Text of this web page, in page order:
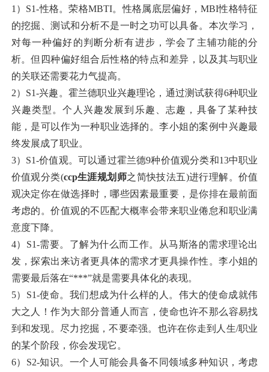
1）S1-性格。荣格MBTI。性格属底层偏好，MBI性格特征
的挖掘、测试和分析不是一时之功可以具备。本次学习，
对每一种偏好的判断分析有进步，学会了主辅功能的分
析。但四种偏好组合后性格的特点和差异，以及其与职业
的关联还需要花力气提高。
2）S1-兴趣。霍兰德职业兴趣理论，通过测试获得6种职业
兴趣类型。个人兴趣发展到乐趣、志趣，具备了某种技
能，是可以作为一种职业选择的。李小姐的案例中兴趣最
终发展成了职业。
3）S1-价值观。可以通过霍兰德9种价值观分类和13中职业
价值观分类(ccp生涯规划师之简快技法五)进行理解。价值
观决定你在做选择时，哪些因素最重要，是你排在最前面
考虑的。价值观的不匹配大概率会带来职业倦怠和职业满
意度下降。
4）S1-需要。了解为什么而工作。从马斯洛的需求理论出
发，探索出来访者更具体的需求才更具操作性。李小姐的
需要最后落在“***”就是需要具体化的表现。
5）S1-使命。我们想成为什么样的人。伟大的使命成就伟
大之人！作为大部分普通人而言，使命也许不那么容易找
到和发现。尽力挖掘，不要牵强。也许在你走到人生/职业
的某个阶段，你会发现它。
6）S2-知识。一个人可能会具备不同领域多种知识，考虑